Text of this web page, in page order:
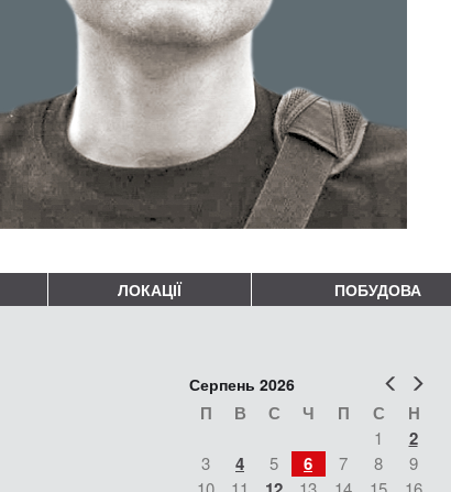
ЛОКАЦІЇ ПОБУДОВА
Попер
Серпень 2026
П В С Ч П С Н
1 2
3 4 5 6 7 8
9